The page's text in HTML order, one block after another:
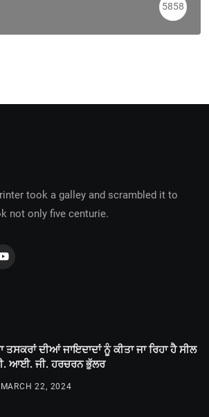
5858
took a galley and scrambled it to
not only five centurie.
ਤਸਕਰਾਂ ਦੀਆਂ ਜਾਇਦਾਦਾਂ ਨੂੰ ਕੀਤਾ ਜਾ ਰਿਹਾ ਹੈ ਸੀਲ
ਆਈ. ਜੀ. ਹਰਚਰਨ ਭੁੱਲਰ
MARCH 22, 2024